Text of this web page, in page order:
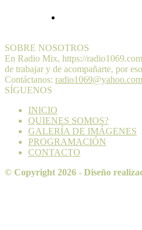
SOBRE NOSOTROS
En Radio Mix, https://
de trabajar y de acompañarte, por
Contáctanos:
SÍGUENOS
INICIO
QUIENES SOMOS?
GALERÍA DE IMÁGENES
PROGRAMACIÓN
CONTACTO
© Copyright 2026 - Diseño